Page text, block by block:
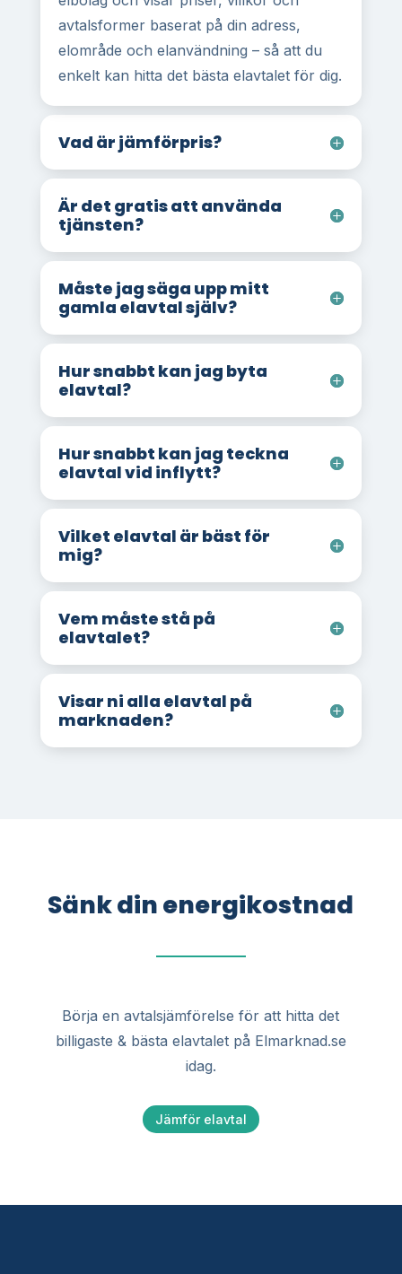
avtalsformer baserat på din adress,
elområde och elanvändning – så att du
enkelt kan hitta det bästa elavtalet för dig.
Vad är jämförpris?
Är det gratis att använda
tjänsten?
Måste jag säga upp mitt
gamla elavtal själv?
Hur snabbt kan jag byta
elavtal?
Hur snabbt kan jag teckna
elavtal vid inflytt?
Vilket elavtal är bäst för
mig?
Vem måste stå på
elavtalet?
Visar ni alla elavtal på
marknaden?
Sänk din energikostnad
Börja en avtalsjämförelse för att hitta det
billigaste & bästa elavtalet på Elmarknad.se
idag.
Jämför elavtal